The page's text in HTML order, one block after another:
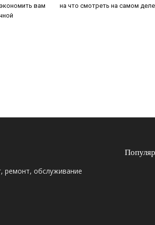
вам
на что смотреть на самом деле
ремонт, обслуживание